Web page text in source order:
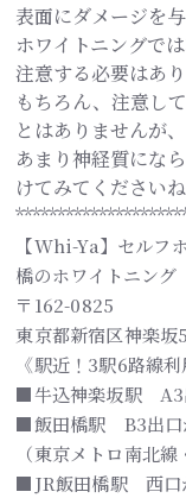
表面にダメージを
ホワイトニングで
注意する必要はあ
もちろん、注意し
とはありませんが、
あまり神経質にな
けてみてください
【Whi-Ya】セルフ
橋のホワイトニング
〒162-0825
東京都新宿区神楽
《駅近！3駅6路線利
■牛込神楽坂駅 A3
■飯田橋駅 B3出口
（東京メトロ南北
■JR飯田橋駅 西口